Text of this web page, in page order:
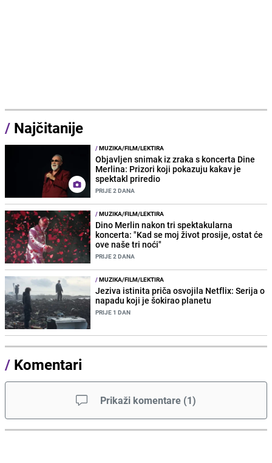
/ Najčitanije
/MUZIKA/FILM/LEKTIRA
Objavljen snimak iz zraka s koncerta Dine
Merlina: Prizori koji pokazuju kakav je
spektakl priredio
PRIJE 2 DANA
/MUZIKA/FILM/LEKTIRA
Dino Merlin nakon tri spektakularna
koncerta: "Kad se moj život prosije, ostat će
ove naše tri noći"
PRIJE 2 DANA
/MUZIKA/FILM/LEKTIRA
Jeziva istinita priča osvojila Netflix: Serija o
napadu koji je šokirao planetu
PRIJE 1 DAN
/ Komentari
Prikaži komentare (1)